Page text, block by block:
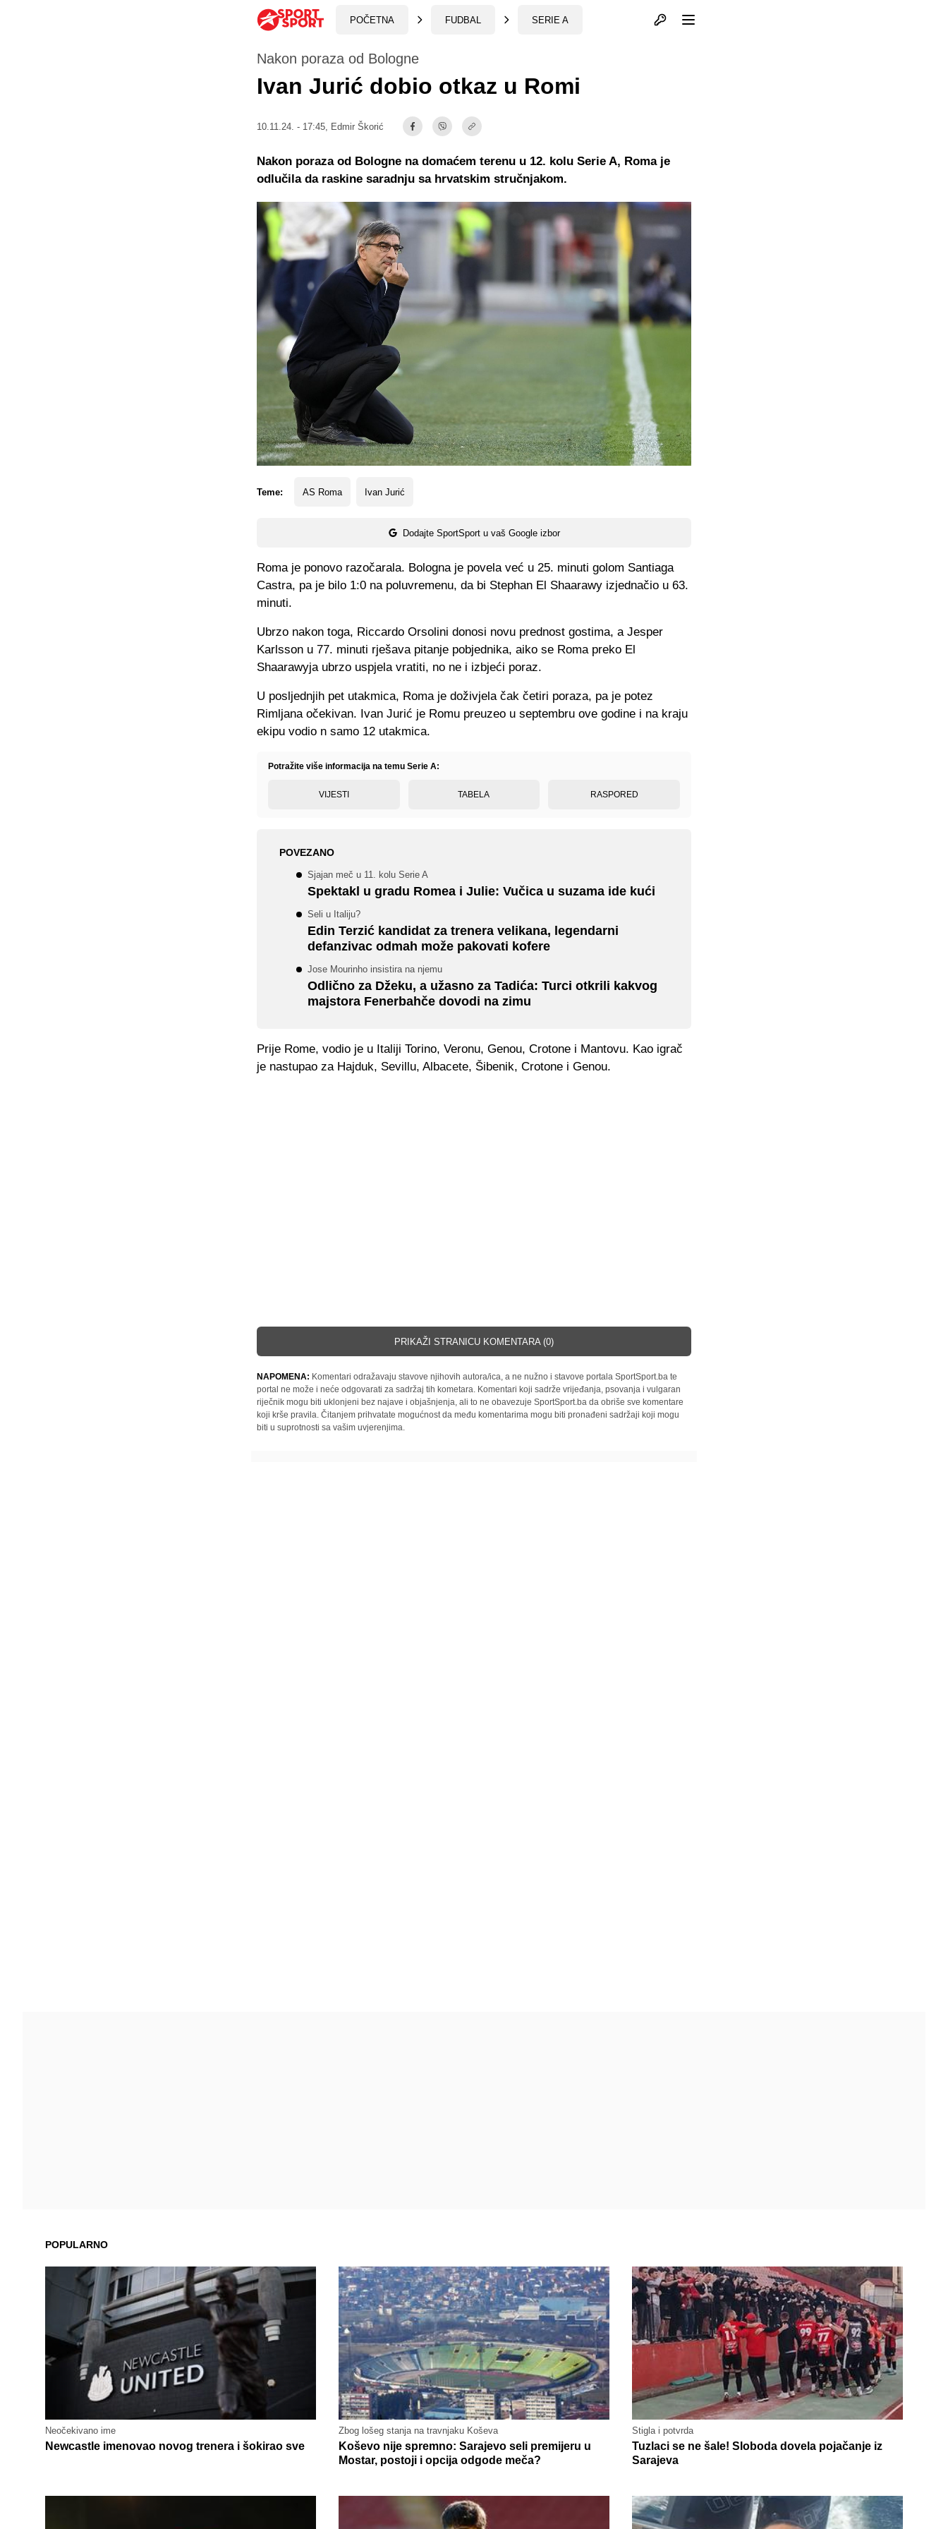
POČETNA FUDBAL SERIE A Otvori profil
Nakon poraza od Bologne
Ivan Jurić dobio otkaz u Romi
10.11.24. - 17:45, Edmir Škorić
Teme: AS Roma Ivan Jurić
Dodajte SportSport u vaš Google izbor
Nakon poraza od Bologne na domaćem terenu u 12. kolu Serie A, Roma je
odlučila da raskine saradnju sa hrvatskim stručnjakom.
Roma je ponovo razočarala. Bologna je povela već u 25. minuti golom Santiaga
Castra, pa je bilo 1:0 na poluvremenu, da bi Stephan El Shaarawy izjednačio u 63.
minuti.
Ubrzo nakon toga, Riccardo Orsolini donosi novu prednost gostima, a Jesper
Karlsson u 77. minuti rješava pitanje pobjednika, aiko se Roma preko El
Shaarawyja ubrzo uspjela vratiti, no ne i izbjeći poraz.
U posljednjih pet utakmica, Roma je doživjela čak četiri poraza, pa je potez
Rimljana očekivan. Ivan Jurić je Romu preuzeo u septembru ove godine i na kraju
ekipu vodio n samo 12 utakmica.
Potražite više informacija na temu Serie A:
VIJESTI TABELA RASPORED
POVEZANO
Sjajan meč u 11. kolu Serie A
Spektakl u gradu Romea i Julie: Vučica u suzama ide kući
Seli u Italiju?
Edin Terzić kandidat za trenera velikana, legendarni
defanzivac odmah može pakovati kofere
Jose Mourinho insistira na njemu
Odlično za Džeku, a užasno za Tadića: Turci otkrili kakvog
majstora Fenerbahče dovodi na zimu
Prije Rome, vodio je u Italiji Torino, Veronu, Genou, Crotone i Mantovu. Kao igrač
je nastupao za Hajduk, Sevillu, Albacete, Šibenik, Crotone i Genou.
PRIKAŽI STRANICU KOMENTARA (0)
NAPOMENA: Komentari odražavaju stavove njihovih autora/ica, a ne nužno i stavove portala SportSport.ba te
portal ne može i neće odgovarati za sadržaj tih kometara. Komentari koji sadrže vrijeđanja, psovanja i vulgaran
riječnik mogu biti uklonjeni bez najave i objašnjenja, ali to ne obavezuje SportSport.ba da obriše sve komentare
koji krše pravila. Čitanjem prihvatate mogućnost da među komentarima mogu biti pronađeni sadržaji koji mogu
biti u suprotnosti sa vašim uvjerenjima.
POPULARNO
Neočekivano ime
Newcastle imenovao novog trenera i šokirao sve
Zbog lošeg stanja na travnjaku Koševa
Koševo nije spremno: Sarajevo seli premijeru u
Mostar, postoji i opcija odgode meča?
Stigla i potvrda
Tuzlaci se ne šale! Sloboda dovela pojačanje iz
Sarajeva